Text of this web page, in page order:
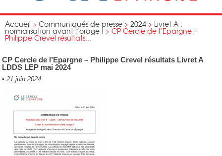
Accueil > Communiqués de presse > 2024 > Livret A :
normalisation avant l’orage ! > CP Cercle de l’Epargne –
Philippe Crevel résultats...
CP Cercle de l’Epargne – Philippe Crevel résultats Livret A
LDDS LEP mai 2024
• 21 juin 2024